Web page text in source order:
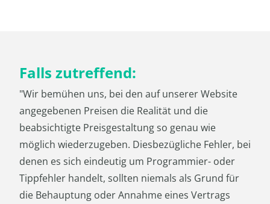
Falls zutreffend:
"Wir bemühen uns, bei den auf unserer Website
angegebenen Preisen die Realität und die
beabsichtigte Preisgestaltung so genau wie
möglich wiederzugeben. Diesbezügliche Fehler, bei
denen es sich eindeutig um Programmier- oder
Tippfehler handelt, sollten niemals als Grund für
die Behauptung oder Annahme eines Vertrags